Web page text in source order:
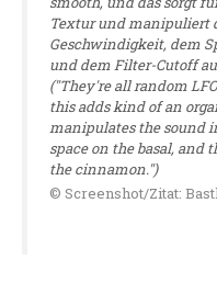
Textur und manipuliert
Geschwindigkeit, dem
und dem Filter-Cutoff
("They're all random
this adds kind of an
manipulates the sound
space on the basal, and
the cinnamon.")
© Screenshot/Zitat: